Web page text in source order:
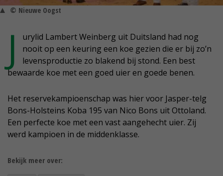
© Nieuwe Oogst
J
urylid Lambert Weinberg uit Duitsland had nog
nooit op een keuring een koe gezien die er bij zo’n
levensproductie zo blakend bij stond. Een best
bewaarde koe met een goed uier en goede benen.
Het reservekampioenschap was hier voor Jasper-telg
Bons-Holsteins Koba 195 van Nico Bons uit Ottoland.
Een perfecte koe met een vast aangehecht uier. Zij
werd kampioen in de middenklasse.
Bekijk meer over: